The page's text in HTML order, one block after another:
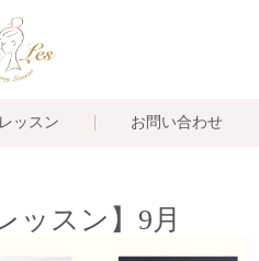
ッスン お問い合わせ
ッスン】9月